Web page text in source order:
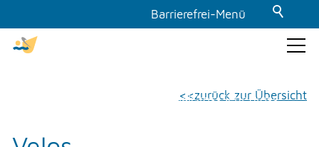
Barrierefrei-Menü
Powered by Weblication® CMS
NormalGrossSehr gross
THEMEN & VERWALTUNG
zurück zur Übersicht